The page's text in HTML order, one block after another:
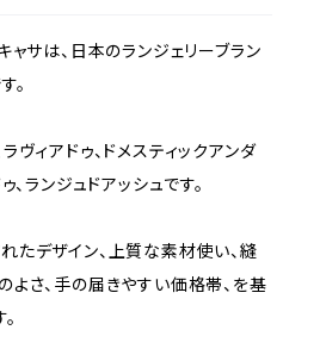
ャサは、日本のランジェリーブラン
。
ヴィアドゥ、ドメスティックアンダ
、ランジュドアッシュです。
たデザイン、上質な素材使い、縫
よさ、手の届きやすい価格帯、を基